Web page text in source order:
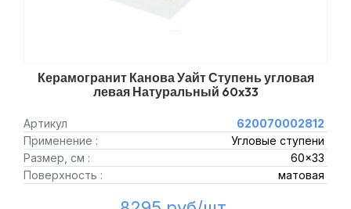
Керамогранит Канова Уайт Ступень угловая
левая Натуральный 60x33
Артикул
620070002812
Применение :
Угловые ступени
Размер, см :
60x33
Поверхность :
матовая